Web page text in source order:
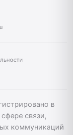
в
связи,
коммуникаций